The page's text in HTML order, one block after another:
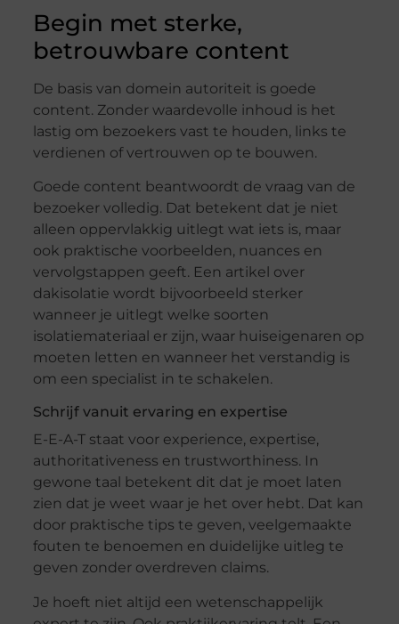
Begin met sterke,
betrouwbare content
De basis van domein autoriteit is goede
content. Zonder waardevolle inhoud is het
lastig om bezoekers vast te houden, links te
verdienen of vertrouwen op te bouwen.
Goede content beantwoordt de vraag van de
bezoeker volledig. Dat betekent dat je niet
alleen oppervlakkig uitlegt wat iets is, maar
ook praktische voorbeelden, nuances en
vervolgstappen geeft. Een artikel over
dakisolatie wordt bijvoorbeeld sterker
wanneer je uitlegt welke soorten
isolatiemateriaal er zijn, waar huiseigenaren op
moeten letten en wanneer het verstandig is
om een specialist in te schakelen.
Schrijf vanuit ervaring en expertise
E-E-A-T staat voor experience, expertise,
authoritativeness en trustworthiness. In
gewone taal betekent dit dat je moet laten
zien dat je weet waar je het over hebt. Dat kan
door praktische tips te geven, veelgemaakte
fouten te benoemen en duidelijke uitleg te
geven zonder overdreven claims.
Je hoeft niet altijd een wetenschappelijk